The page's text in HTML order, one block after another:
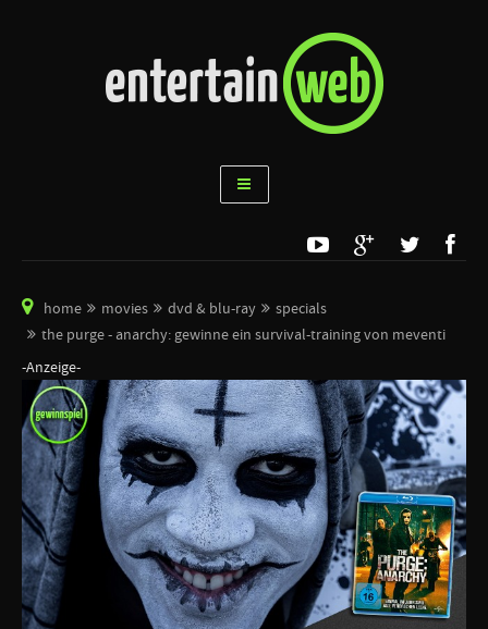
home movies dvd & blu-ray
specials
the purge - anarchy: gewinne ein survival-training von meventi
-Anzeige-